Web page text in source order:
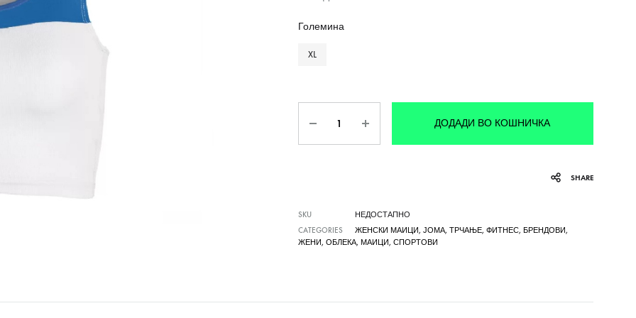
Чизми
Големина
XL
ДОДАДИ ВО КОШНИЧКА
SHARE
SKU
НЕДОСТАПНО
CATEGORIES
ЖЕНСКИ МАИЦИ, ЈОМА, ТРЧАЊЕ, ФИТНЕС, БРЕНДОВИ,
ЖЕНИ, ОБЛЕКА, МАИЦИ, СПОРТОВИ